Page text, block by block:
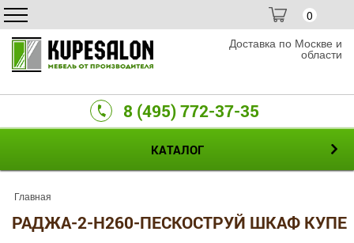
0
Доставка по Москве и
области
8 (495) 772-37-35
КАТАЛОГ
Главная
РАДЖА-2-H260-ПЕСКОСТРУЙ ШКАФ КУПЕ